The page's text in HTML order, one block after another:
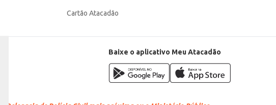
Cartão Atacadão
Baixe o aplicativo Meu Atacadão